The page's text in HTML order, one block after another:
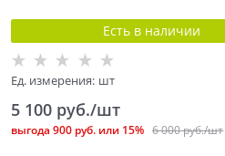
Есть в наличии
Ед. измерения: шт
6 000 руб./шт
5 100 руб./шт
выгода 900 руб. или 15%